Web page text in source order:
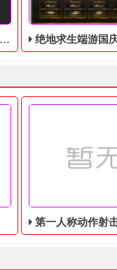
绝地求生端游国庆节的终极白嫖活
第一人称动作射击游戏《绝地